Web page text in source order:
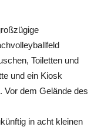
Toiletten und
und ein Kiosk
Vor dem Gelände des
in acht kleinen